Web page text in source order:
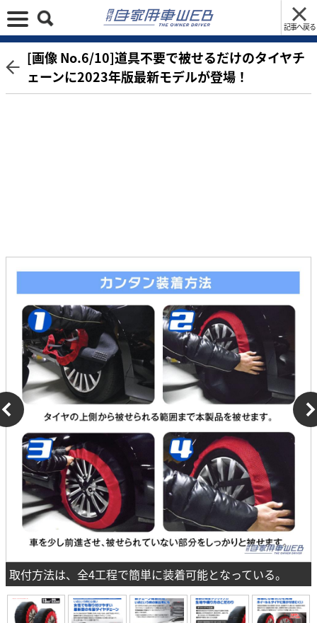
記事へ戻る
[画像 No.6/10]道具不要で被せるだけのタイヤチ
ェーンに2023年版最新モデルが登場！
取付方法は、全4工程で簡単に装着可能となっている。